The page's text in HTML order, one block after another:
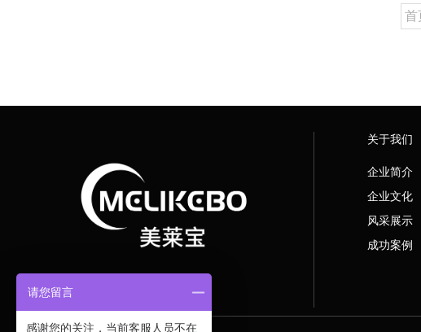
首
关于我们
企业简介
企业文化
风采展示
成功案例
请您留言
感谢您的关注，当前客服人员不在